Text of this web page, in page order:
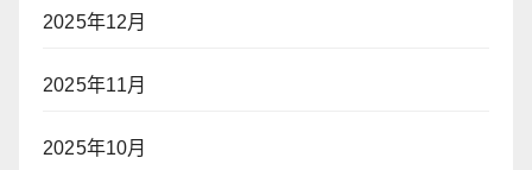
2025年12月
2025年11月
2025年10月